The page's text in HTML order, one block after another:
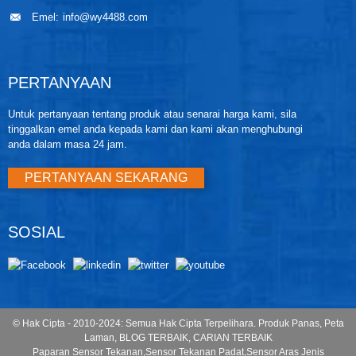
Emel: info@wy4488.com
PERTANYAAN
Untuk pertanyaan tentang produk atau senarai harga kami, sila
tinggalkan emel anda kepada kami dan kami akan menghubungi
anda dalam masa 24 jam.
PERTANYAAN SEKARANG
SOSIAL
© Hak Cipta - 2010-2024: Semua Hak Cipta Terpelihara. Produk Panas, Peta
Laman BLOG TERBAIK CARIAN TERBAIK
Paparan Sensor Tekanan Sensor Tekanan Padat, Sensor Aras Jenis